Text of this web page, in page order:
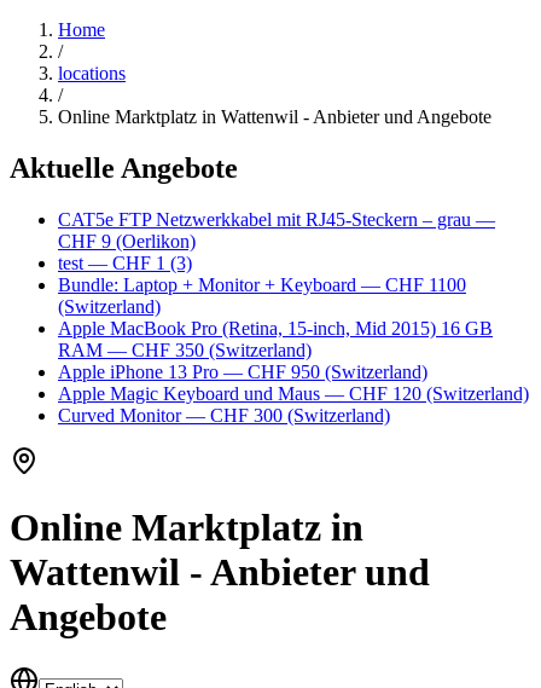
Home
/
locations
/
Online Marktplatz in Wattenwil - Anbieter und Angebote
Aktuelle Angebote
CAT5e FTP Netzwerkkabel mit RJ45-Steckern – grau —
CHF 9 (Oerlikon)
test — CHF 1 (3)
Bundle: Laptop + Monitor + Keyboard — CHF 1100
(Switzerland)
Apple MacBook Pro (Retina, 15-inch, Mid 2015) 16 GB
RAM — CHF 350 (Switzerland)
Apple iPhone 13 Pro — CHF 950 (Switzerland)
Apple Magic Keyboard und Maus — CHF 120 (Switzerland)
Curved Monitor— CHF 300 (Switzerland)
Online Marktplatz in
Wattenwil - Anbieter und
Angebote